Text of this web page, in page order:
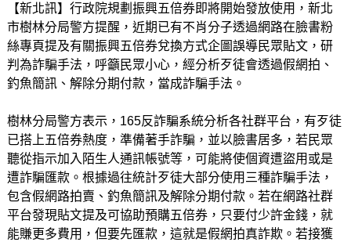
【新北訊】行政院規劃振興五倍券即將開始發放使用，新北
市樹林分局警方提醒，近期已有不肖分子透過網路在臉書粉
絲專頁提及有關振興五倍券兌換方式企圖誤導民眾貼文，研
判為詐騙手法，呼籲民眾小心，經分析歹徒會透過假網拍、
釣魚簡訊、解除分期付款，當成詐騙手法。
樹林分局警方表示，165反詐騙系統分析各社群平台，有歹徒
已搭上五倍券熱度，準備著手詐騙，並以臉書居多，若民眾
聽從指示加入陌生人通訊帳號等，可能將使個資遭盜用或是
遭詐騙匯款。根據過往統計歹徒大部分使用三種詐騙手法，
包含假網路拍賣、釣魚簡訊及解除分期付款。若在網路社群
平台發現貼文提及可協助預購五倍券，只要付少許金錢，就
能賺更多費用，但要先匯款，這就是假網拍真詐欺。若接獲